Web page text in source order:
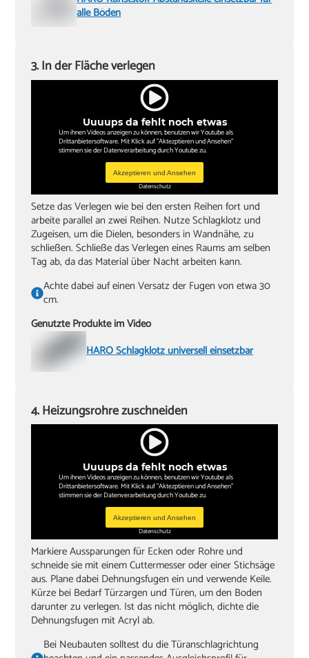
alle Böden
Uuuups da fehlt noch etwas
Um ihnen Videos anzeigen zu können, benutzen wir Youtube als
Drittanbietersoftware. Mit Klick auf "Aktezptieren und Ansehen"
stimmen sie der Datenverarbeitung durch Youtube zu.
Akzeptieren und Ansehen
Datenschutz
3. In der Fläche verlegen
Setze das Verlegen wie bei den ersten Reihen fort und
arbeite parallel an zwei Reihen. Nutze Schlagklotz und
Zugeisen, um die Dielen, besonders in Wandnähe, zu
schließen. Schließe das Verlegen eines Raums am selben
Tag ab, da das Material über Nacht arbeiten kann.
Achte dabei auf einen Versatz der Fugen von etwa 30
cm.
Genutzte Produkte im Video
HARO Schlagklotz universell einsetzbar
Uuuups da fehlt noch etwas
Um ihnen Videos anzeigen zu können, benutzen wir Youtube als
Drittanbietersoftware. Mit Klick auf "Aktezptieren und Ansehen"
stimmen sie der Datenverarbeitung durch Youtube zu.
Akzeptieren und Ansehen
Datenschutz
4. Heizungsrohre zuschneiden
Markiere Aussparungen für Ecken oder Rohre und
schneide sie mit einem Cuttermesser oder einer Stichsäge
aus. Plane dabei Dehnungsfugen ein und verwende Keile.
Kürze bei Bedarf Türzargen und Türen, um den Boden
darunter zu verlegen. Ist das nicht möglich, dichte die
Dehnungsfugen mit Acryl ab.
Bei Neubauten solltest du die Türanschlagrichtung